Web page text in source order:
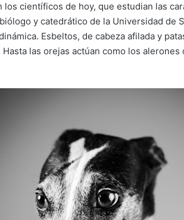
los científicos de hoy, que estudian las
y catedrático de la Universidad de
Esbeltos, de cabeza afilada y
las orejas actúan como los alerones